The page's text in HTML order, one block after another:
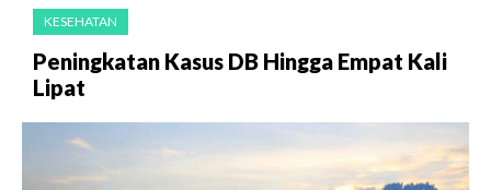
KESEHATAN
Peningkatan Kasus DB Hingga Empat Kali
Lipat